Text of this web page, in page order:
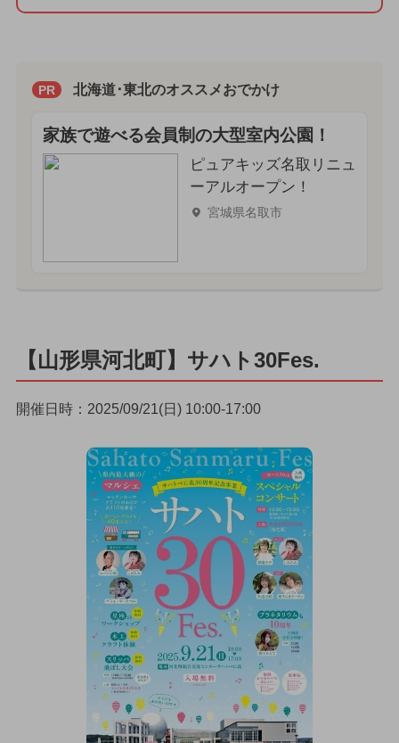
PR 北海道･東北のオススメおでかけ
家族で遊べる会員制の大型室内公園！
ピュアキッズ名取リニュ
ーアルオープン！
宮城県名取市
【山形県河北町】サハト30Fes.
開催日時：2025/09/21(日) 10:00-17:00